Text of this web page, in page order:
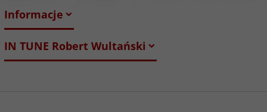
Informacje
IN TUNE Robert Wultański